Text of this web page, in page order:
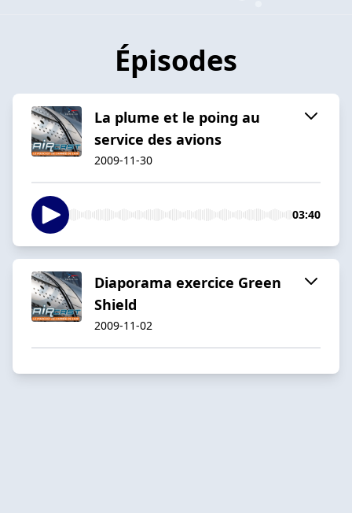
Épisodes
La plume et le poing au
service des avions
2009-11-30
03:40
Diaporama exercice Green
Shield
2009-11-02